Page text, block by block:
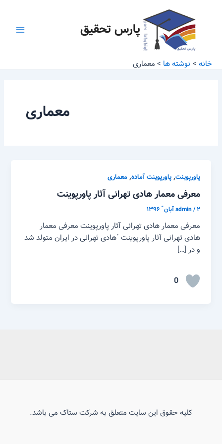
پارس تحقیق
خانه نوشته ها معماری
معماری
پاورپوینت,پاورپوینت آماده,معماری
معرفی معمار هادی تهرانی آثار پاورپوینت
admin/۲ آبان ّ ۱۳۹۶
معرفی معمار هادی تهرانی آثار پاورپوینت معرفی معمار
هادی تهرانی آثار پاورپوینت ´هادی تهرانی در ایران متولد شد
و در […]
0
کلیه حقوق این سایت متعلق به شرکت ستاک می باشد.